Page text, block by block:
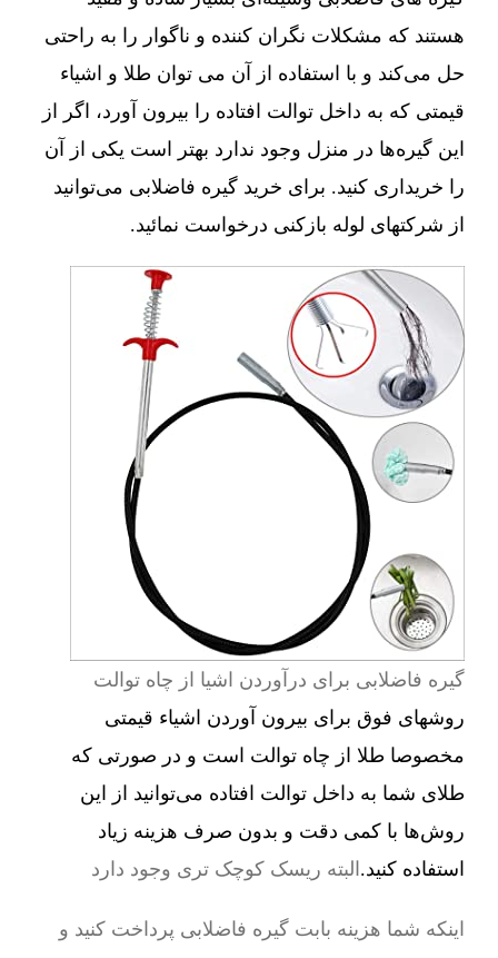
هستند که مشکلات نگران کننده و ناگوار را به راحتی
حل می‌کند و با استفاده از آن می توان طلا و اشیاء
قیمتی که به داخل توالت افتاده را بیرون آورد، اگر از
این گیره‌ها در منزل وجود ندارد بهتر است یکی از آن
را خریداری کنید. برای خرید گیره فاضلابی می‌توانید
از شرکتهای لوله بازکنی درخواست نمائید.
گیره فاضلابی برای درآوردن اشیا از چاه توالت
روشهای فوق برای بیرون آوردن اشیاء قیمتی
مخصوصا طلا از چاه توالت است و در صورتی که
طلای شما به داخل توالت افتاده می‌توانید از این
روش‌ها با کمی دقت و بدون صرف هزینه زیاد
استفاده کنید.البته ریسک کوچک تری وجود دارد
اینکه شما هزینه بابت گیره فاضلابی پرداخت کنید و